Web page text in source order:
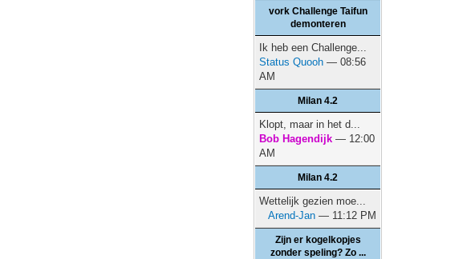
vork Challenge Taifun
demonteren
Ik heb een Challenge...
Status Quooh — 08:56
AM
Milan 4.2
Klopt, maar in het d...
Bob Hagendijk — 12:00
AM
Milan 4.2
Wettelijk gezien moe...
Arend-Jan — 11:12 PM
Zijn er kogelkopjes
zonder speling? Zo ...